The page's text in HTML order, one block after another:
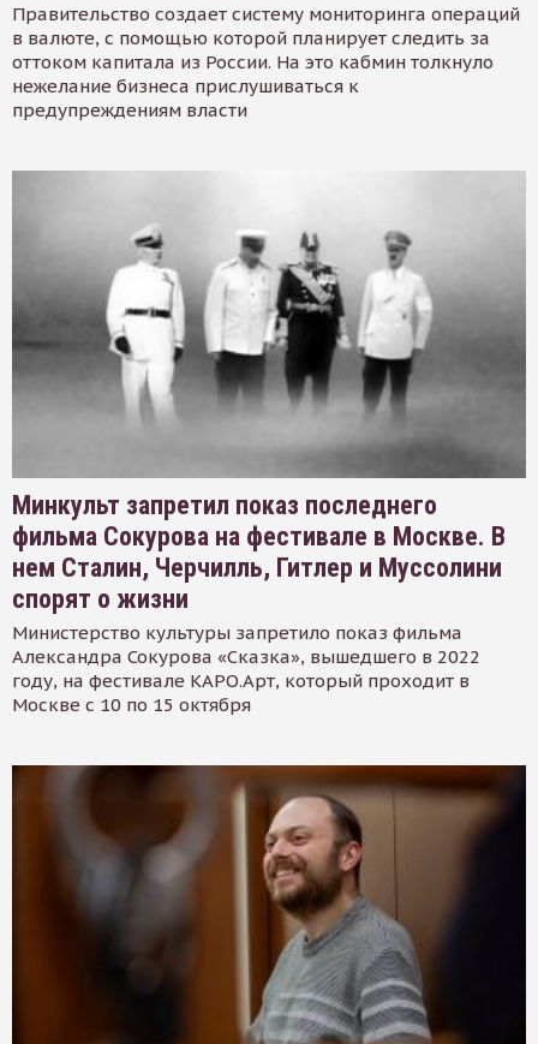
Правительство создает систему мониторинга операций
в валюте, с помощью которой планирует следить за
оттоком капитала из России. На это кабмин толкнуло
нежелание бизнеса прислушиваться к
предупреждениям власти
Минкульт запретил показ последнего
фильма Сокурова на фестивале в Москве. В
нем Сталин, Черчилль, Гитлер и Муссолини
спорят о жизни
Министерство культуры запретило показ фильма
Александра Сокурова «Сказка», вышедшего в 2022
году, на фестивале КАРО.Арт, который проходит в
Москве с 10 по 15 октября